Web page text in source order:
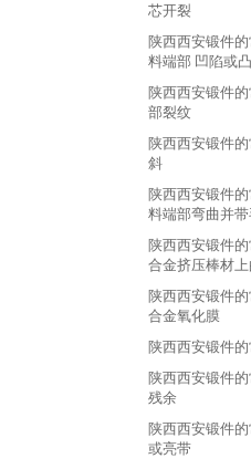
芯开裂
陕西西安锻件
料端部 凹陷或
陕西西安锻件
部裂纹
陕西西安锻件
斜
陕西西安锻件
料端部弯曲并带
陕西西安锻件
合金挤压棒材
陕西西安锻件
合金氧化膜
陕西西安锻件
陕西西安锻件
残余
陕西西安锻件
或亮带